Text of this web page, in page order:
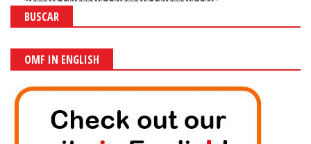
BUSCAR
OMF IN ENGLISH